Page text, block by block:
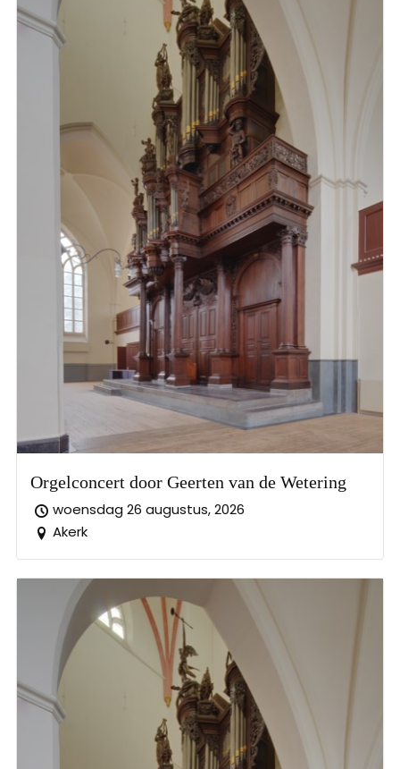
Orgelconcert door Geerten van de Wetering
woensdag 26 augustus, 2026
Akerk